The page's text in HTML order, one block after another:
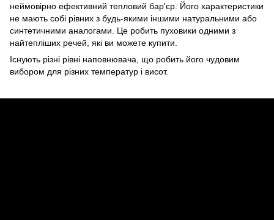
неймовірно ефективний тепловий бар'єр. Його характеристики
не мають собі рівних з будь-якими іншими натуральними або
синтетичними аналогами. Це робить пуховики одними з
найтепліших речей, які ви можете купити.
Існують різні рівні наповнювача, що робить його чудовим
вибором для різних температур і висот.